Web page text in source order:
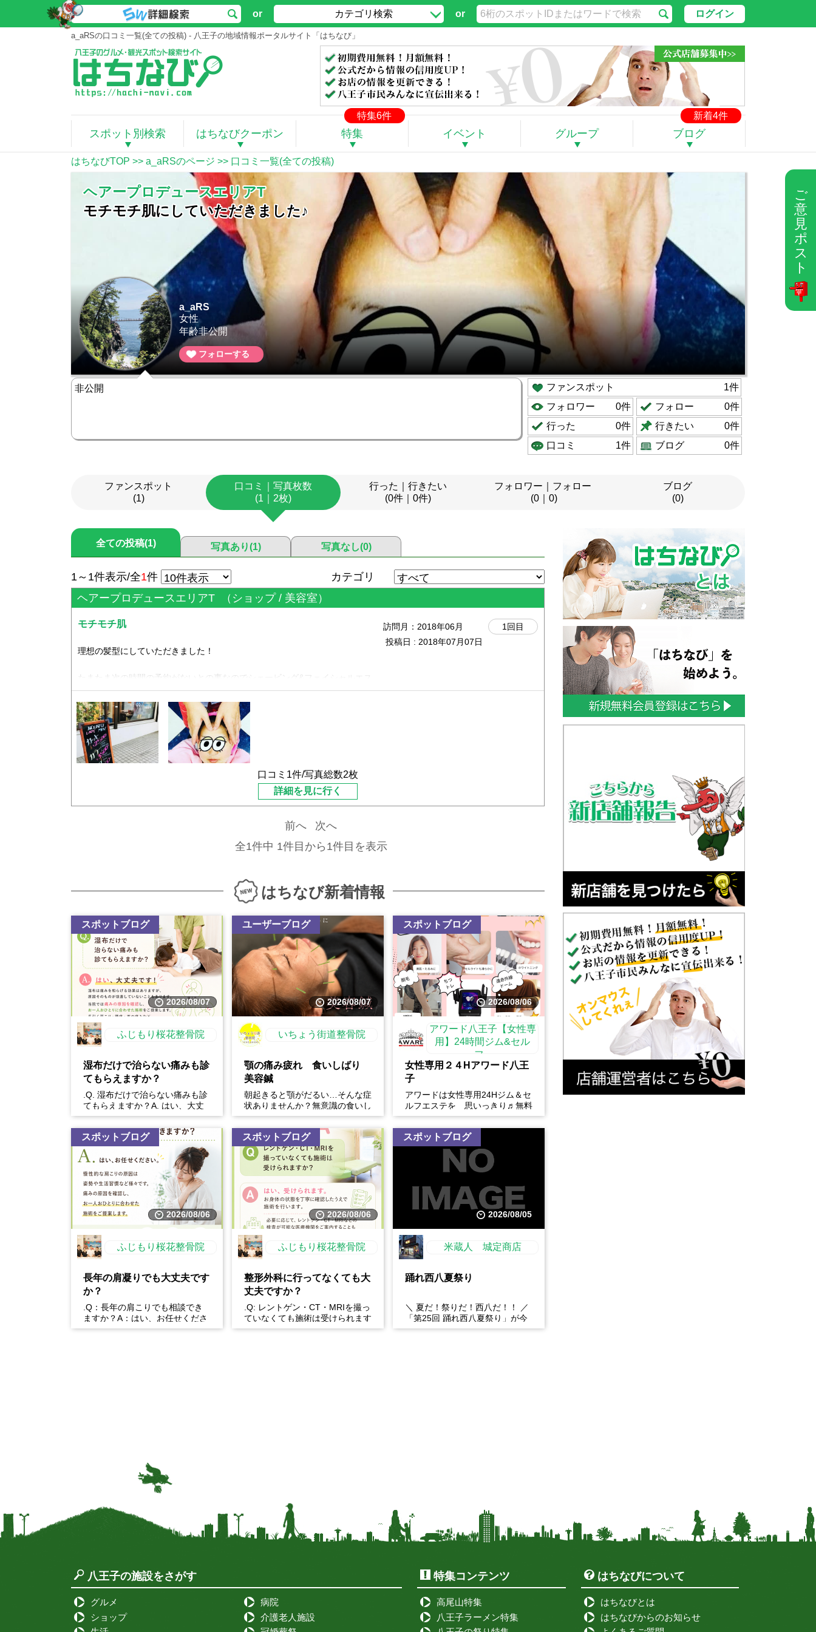
ご
意
見
ポ
ス
ト
or カテゴリ検索 or ログイン
a_aRSの口コミ一覧(全ての投稿) - 八王子の地域情報ポータルサイト「はちなび」
特集6件 新着4件
スポット別検索 はちなびクーポン 特集 イベント グループ ブログ
はちなびTOP >> a_aRSのページ >> 口コミ一覧(全ての投稿)
ヘアープロデュースエリアT
モチモチ肌にしていただきました♪
a_aRS
女性
年齢非公開
フォローする
非公開 ファンスポット
1件
フォロワー
0件 フォロー
0件
行った
0件 行きたい
0件
口コミ
1件 ブログ 0件
ファンスポット
(1)
口コミ｜写真枚数
(1｜2枚)
行った｜行きたい
(0件｜0件)
フォロワー｜フォロー
(0｜0)
ブログ
(0)
全ての投稿(1) 写真あり(1) 写真なし(0)
1～1件表示/全1件
カテゴリ
ヘアープロデュースエリアT
（ショップ / 美容室）
モチモチ肌 訪問月： 2018年06月
1回目
投稿日 : 2018年07月07日
理想の髪型にしていただきました！
たまたま次の時間の予約がないとの事なのでシェービング&フェイシャルエス
テもしてもらいました。
これが最高で、触りたくなる肌になりました♪
ありがとうございます！
また行きたいと思います(^^)
口コミ1件/写真総数2枚
詳細を見に行く
前へ
次へ
全1件中 1件目から1件目を表示
はちなび新着情報
スポットブログ
2026/08/07
ふじもり桜花整骨院
湿布だけで治らない痛みも診
てもらえますか？
.Q. 湿布だけで治らない痛みも診
てもらえますか？A. はい、大丈
夫です！湿布は痛みを和らげる効
果はありますが、原...
ユーザーブログ
2026/08/07
いちょう街道整骨院
顎の痛み疲れ 食いしばり
美容鍼
朝起きると顎がだるい…そんな症
状ありませんか？無意識の食いし
ばりは、顎の痛みや疲れだけでな
く、・フェイスラインの張...
スポットブログ
2026/08/06
アワード八王子【女性専
用】24時間ジム&セル
フ...
女性専用２４Hアワード八王
子
アワードは女性専用24Hジム＆セ
ルフエステを 思いっきり♬無料
体験開催中
スポットブログ
2026/08/06
ふじもり桜花整骨院
長年の肩凝りでも大丈夫です
か？
.Q：長年の肩こりでも相談でき
ますか？A：はい、お任せくださ
い。慢性的な肩こりの原因は姿勢
スポットブログ
2026/08/06
ふじもり桜花整骨院
整形外科に行ってなくても大
丈夫ですか？
.Q: レントゲン・CT・MRIを撮っ
ていなくても施術は受けられます
か？A: はい、受けられます。お
スポットブログ
2026/08/05
米蔵人 城定商店
踊れ西八夏祭り
＼ 夏だ！祭りだ！西八だ！！ ／
「第25回 踊れ西八夏祭り」が今
年もやってくる！ 伝統の【阿波
八王子の施設をさがす
グルメ
ショップ
病院
介護老人施設
特集コンテンツ
高尾山特集
八王子ラーメン特集
はちなびについて
はちなびとは
はちなびからのお知らせ